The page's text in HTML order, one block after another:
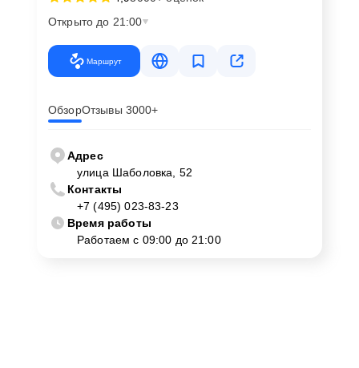
удобным. Обращайтесь к нам за ремонтом платы
мы вернем вашему устройству идеальную
работоспособность!
Открыто до 21:00
Маршрут
ОбзорОтзывы 3000+
Адрес
улица Шаболовка, 52
Контакты
+7 (495) 023-83-23
Время работы
Работаем с 09:00 до 21:00